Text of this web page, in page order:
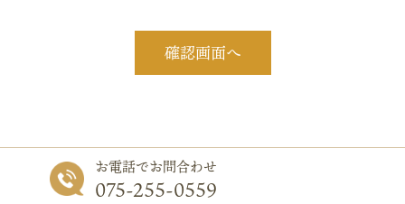
お電話でお問合わせ
075-255-0559